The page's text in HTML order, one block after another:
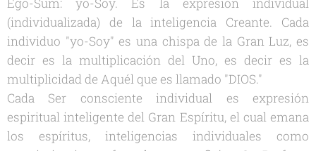
(individualizada) de la inteligencia Creante. Cada
individuo "yo-Soy" es una chispa de la Gran Luz, es
decir es la multiplicación del Uno, es decir es la
multiplicidad de Aquél que es llamado "DIOS."
Cada Ser consciente individual es expresión
espiritual inteligente del Gran Espíritu, el cual emana
los espíritus, inteligencias individuales como